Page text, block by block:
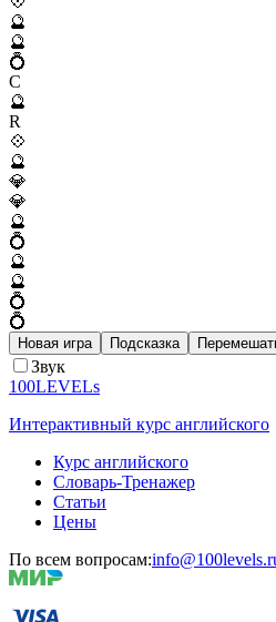
🔮
🔮
💍
C
🔮
R
💠
🔮
💎
💎
🔮
💍
🔮
🔮
💍
💍
Новая игра Подсказка
Звук
100LEVELs
Интерактивный курс английского
Курс английского
Словарь-Тренажер
Статьи
Цены
По всем вопросам: